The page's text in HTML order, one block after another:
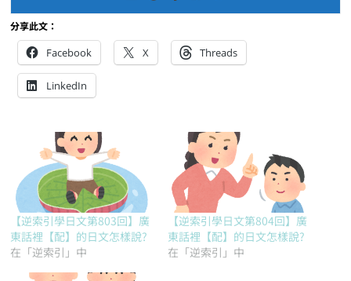
分享此文：
Facebook X Threads
LinkedIn
【逆索引學日文第803回】廣
東話裡【配】的日文怎樣說?
在「逆索引」中
【逆索引學日文第804回】廣
東話裡【配】的日文怎樣說?
在「逆索引」中